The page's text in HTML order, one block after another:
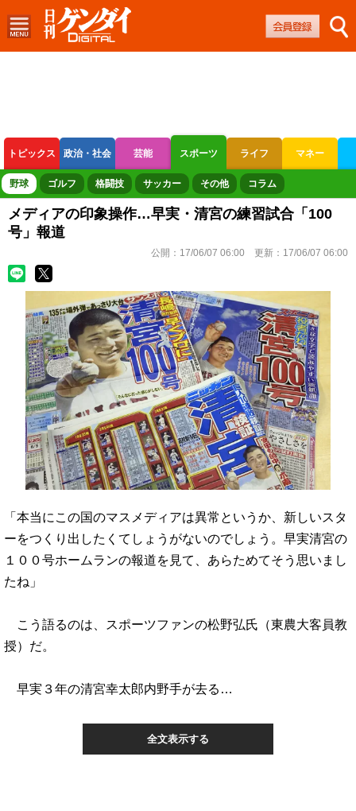
トピックス 政治・社会 芸能 スポーツ ライフ マネー
ボートレース 競輪 オートレース
野球 ゴルフ 格闘技 サッカー その他 コラム
メディアの印象操作…早実・清宮の練習試合「100
号」報道
公開： 17/06/07 06:00 更新： 17/06/07 06:00
「本当にこの国のマスメディアは異常というか、新しいスタ
ーをつくり出したくてしょうがないのでしょう。早実清宮の
１００号ホームランの報道を見て、あらためてそう思いまし
たね」
こう語るのは、スポーツファンの松野弘氏（東農大客員教
授）だ。
早実３年の清宮幸太郎内野手が去る…
全文表示する